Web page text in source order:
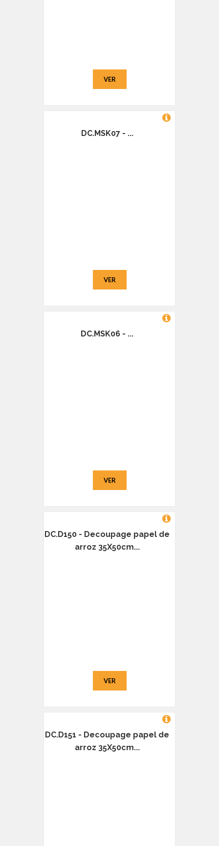
VER
DC.MSK07 - ...
VER
DC.MSK06 - ...
VER
DC.D150 - Decoupage papel de
arroz 35X50cm...
VER
DC.D151 - Decoupage papel de
arroz 35X50cm...